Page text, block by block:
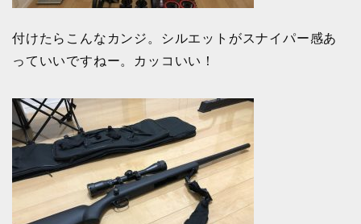
付けたらこんなカンジ。シルエットがスナイパー感あ
っていいですねー。カッコいい！